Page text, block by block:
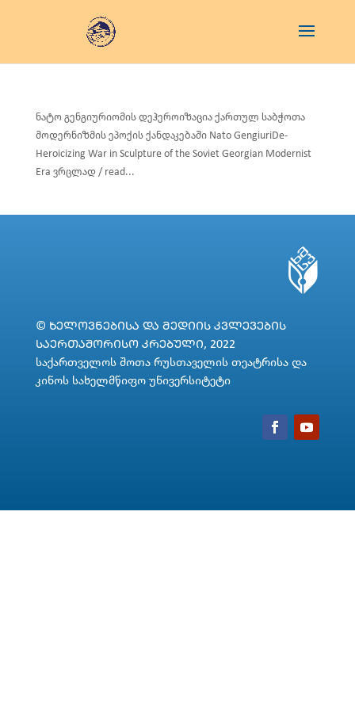
ნატო გენგიურიომის დეჰეროიზაცია ქართულ საბჭოთა
მოდერნიზმის ეპოქის ქანდაკებაში Nato GengiuriDe-
Heroicizing War in Sculpture of the Soviet Georgian Modernist
Era ვრცლად / read...
© ᲮᲔᲚᲝᲕᲜᲔᲑᲘᲡᲐ ᲓᲐ ᲛᲔᲓᲘᲘᲡ ᲙᲕᲚᲔᲕᲔᲑᲘᲡ
ᲡᲐᲔᲠᲗᲐᲨᲝᲠᲘᲡᲝ ᲙᲠᲔᲑᲣᲚᲘ, 2022
საქართველოს შოთა რუსთაველის თეატრისა და
კინოს სახელმწიფო უნივერსიტეტი